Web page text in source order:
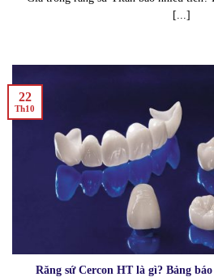
[...]
Răng sứ Cercon HT là gì? Bảng
22
Th10